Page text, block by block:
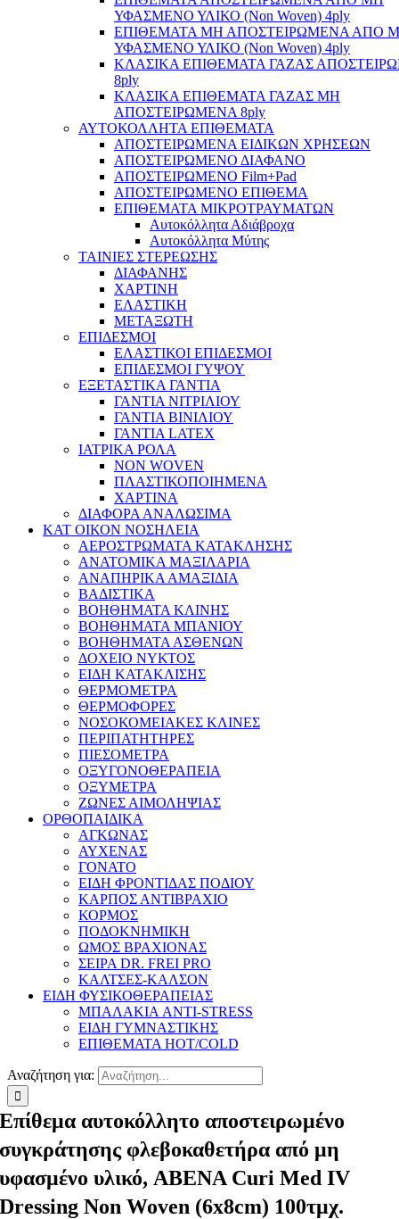
ΥΦΑΣΜΕΝΟ ΥΛΙΚΟ (Non Woven) 4ply
ΕΠΙΘΕΜΑΤΑ ΜΗ ΑΠΟΣΤΕΙΡΩΜΕΝΑ ΑΠΟ
ΥΦΑΣΜΕΝΟ ΥΛΙΚΟ (Non Woven) 4ply
ΚΛΑΣΙΚΑ ΕΠΙΘΕΜΑΤΑ ΓΑΖΑΣ
8ply
ΚΛΑΣΙΚΑ ΕΠΙΘΕΜΑΤΑ ΓΑΖΑΣ ΜΗ
ΑΠΟΣΤΕΙΡΩΜΕΝΑ 8ply
ΑΥΤΟΚΟΛΛΗΤΑ ΕΠΙΘΕΜΑΤΑ
ΑΠΟΣΤΕΙΡΩΜΕΝΑ ΕΙΔΙΚΩΝ ΧΡΗΣΕΩΝ
ΑΠΟΣΤΕΙΡΩΜΕΝΟ ΔΙΑΦΑΝΟ
ΑΠΟΣΤΕΙΡΩΜΕΝΟ Film+Pad
ΑΠΟΣΤΕΙΡΩΜΕΝΟ ΕΠΙΘΕΜΑ
ΕΠΙΘΕΜΑΤΑ ΜΙΚΡΟΤΡΑΥΜΑΤΩΝ
Αυτοκόλλητα Αδιάβροχα
Αυτοκόλλητα Μύτης
ΤΑΙΝΙΕΣ ΣΤΕΡΕΩΣΗΣ
ΔΙΑΦΑΝΗΣ
ΧΑΡΤΙΝΗ
ΕΛΑΣΤΙΚΗ
ΜΕΤΑΞΩΤΗ
ΕΠΙΔΕΣΜΟΙ
ΕΛΑΣΤΙΚΟΙ ΕΠΙΔΕΣΜΟΙ
ΕΠΙΔΕΣΜΟΙ ΓΥΨΟΥ
ΕΞΕΤΑΣΤΙΚΑ ΓΑΝΤΙΑ
ΓΑΝΤΙΑ ΝΙΤΡΙΛΙΟΥ
ΓΑΝΤΙΑ ΒΙΝΙΛΙΟΥ
ΓΑΝΤΙΑ LATEX
ΙΑΤΡΙΚΑ ΡΟΛΑ
NON WOVEN
ΠΛΑΣΤΙΚΟΠΟΙΗΜΕΝΑ
ΧΑΡΤΙΝΑ
ΔΙΑΦΟΡΑ ΑΝΑΛΩΣΙΜΑ
ΚΑΤ ΟΙΚΟΝ ΝΟΣΗΛΕΙΑ
ΑΕΡΟΣΤΡΩΜΑΤΑ ΚΑΤΑΚΛΗΣΗΣ
ΑΝΑΤΟΜΙΚΑ ΜΑΞΙΛΑΡΙΑ
ΑΝΑΠΗΡΙΚΑ ΑΜΑΞΙΔΙΑ
ΒΑΔΙΣΤΙΚΑ
ΒΟΗΘΗΜΑΤΑ ΚΛΙΝΗΣ
ΒΟΗΘΗΜΑΤΑ ΜΠΑΝΙΟΥ
ΒΟΗΘΗΜΑΤΑ ΑΣΘΕΝΩΝ
ΔΟΧΕΙΟ ΝΥΚΤΟΣ
ΕΙΔΗ ΚΑΤΑΚΛΙΣΗΣ
ΘΕΡΜΟΜΕΤΡΑ
ΘΕΡΜΟΦΟΡΕΣ
ΝΟΣΟΚΟΜΕΙΑΚΕΣ ΚΛΙΝΕΣ
ΠΕΡΙΠΑΤΗΤΗΡΕΣ
ΠΙΕΣΟΜΕΤΡΑ
ΟΞΥΓΟΝΟΘΕΡΑΠΕΙΑ
ΟΞΥΜΕΤΡΑ
ΖΩΝΕΣ ΑΙΜΟΛΗΨΙΑΣ
ΟΡΘΟΠΑΙΔΙΚΑ
ΑΓΚΩΝΑΣ
ΑΥΧΕΝΑΣ
ΓΟΝΑΤΟ
ΕΙΔΗ ΦΡΟΝΤΙΔΑΣ ΠΟΔΙΟΥ
ΚΑΡΠΟΣ ΑΝΤΙΒΡΑΧΙΟ
ΚΟΡΜΟΣ
ΠΟΔΟΚΝΗΜΙΚΗ
ΩΜΟΣ ΒΡΑΧΙΟΝΑΣ
ΣΕΙΡΑ DR. FREI PRO
ΚΑΛΤΣΕΣ-ΚΑΛΣΟΝ
ΕΙΔΗ ΦΥΣΙΚΟΘΕΡΑΠΕΙΑΣ
ΜΠΑΛΑΚΙΑ ANTI-STRESS
ΕΙΔΗ ΓΥΜΝΑΣΤΙΚΗΣ
ΕΠΙΘΕΜΑΤΑ HOT/COLD
Αναζήτηση για:
Επίθεμα αυτοκόλλητο αποστειρωμένο
συγκράτησης φλεβοκαθετήρα από μη
υφασμένο υλικό, ABENA Curi Med IV
Dressing Non Woven (6x8cm) 100τμχ.